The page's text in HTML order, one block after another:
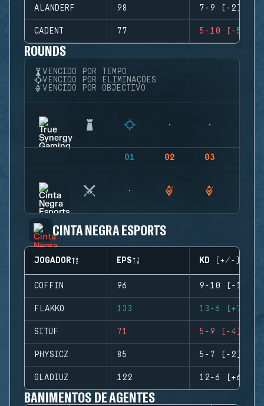
ALANDERF 98 7-9 (-2)
CADENT 77 5-10 (-5)
ROUNDS
VENCIDO POR TEMPO
VENCIDO POR ELIMINAÇÕES
VENCIDO POR OBJECTIVO
01 02 03
CINTA NEGRA ESPORTS
JOGADOR EPS KD (+/-)
COFFIN 96 9-10 (-1)
FLAKKO 133 13-6 (+7)
SITUF 71 5-9 (-4)
PHYSICZ 85 5-7 (-2)
GLADIUZ 122 12-6 (+6)
BANIMENTOS DE AGENTES